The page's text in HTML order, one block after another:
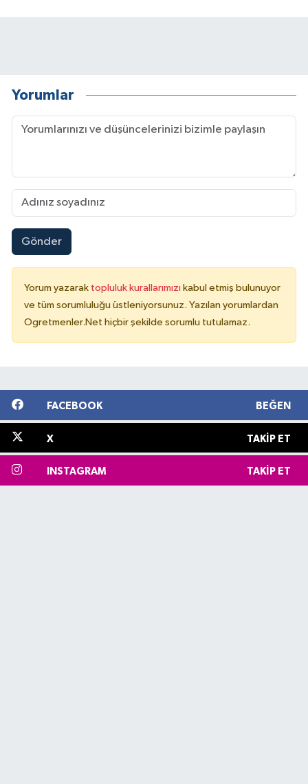
Yorumlar
Gönder
Yorum yazarak topluluk kurallarımızı kabul etmiş bulunuyor
ve tüm sorumluluğu üstleniyorsunuz. Yazılan yorumlardan
Ogretmenler.Net hiçbir şekilde sorumlu tutulamaz.
FACEBOOK BEĞEN
X TAKIP ET
INSTAGRAM TAKIP ET